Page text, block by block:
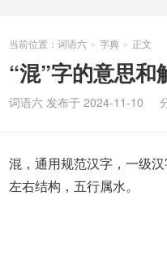
当前位置： 词语六 > 字典 > 正文
“混”字的意思和
词语六 发布于 2024-11-10
混，通用规范汉字，一级
左右结构，五行属水。